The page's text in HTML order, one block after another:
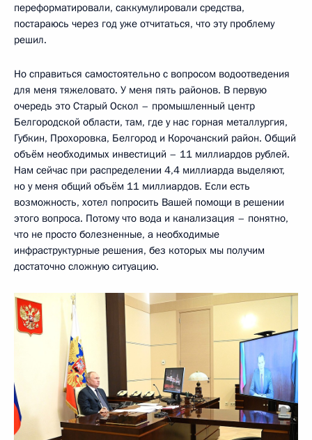
переформатировали, саккумулировали средства,
постараюсь через год уже отчитаться, что эту проблему
решил.
Но справиться самостоятельно с вопросом водоотведения
для меня тяжеловато. У меня пять районов. В первую
очередь это Старый Оскол – промышленный центр
Белгородской области, там, где у нас горная металлургия,
Губкин, Прохоровка, Белгород и Корочанский район. Общий
объём необходимых инвестиций – 11 миллиардов рублей.
Нам сейчас при распределении 4,4 миллиарда выделяют,
но у меня общий объём 11 миллиардов. Если есть
возможность, хотел попросить Вашей помощи в решении
этого вопроса. Потому что вода и канализация – понятно,
что не просто болезненные, а необходимые
инфраструктурные решения, без которых мы получим
достаточно сложную ситуацию.